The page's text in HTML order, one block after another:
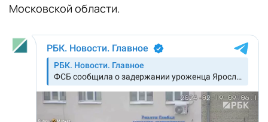
Московской области.